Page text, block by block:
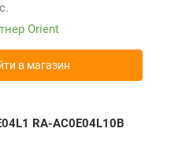
Orient
в магазин
RA-AC0E04L10B